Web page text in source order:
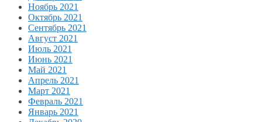
Ноябрь 2021
Октябрь 2021
Сентябрь 2021
Август 2021
Июль 2021
Июнь 2021
Май 2021
Апрель 2021
Март 2021
Февраль 2021
Январь 2021